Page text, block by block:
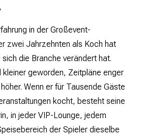
in der Großevent-
zwei Jahrzehnten als Koch hat
die Branche verändert hat.
geworden, Zeitpläne enger
Wenn er für Tausende Gäste
kocht, besteht seine
in jeder VIP-Lounge, jedem
der Spieler dieselbe